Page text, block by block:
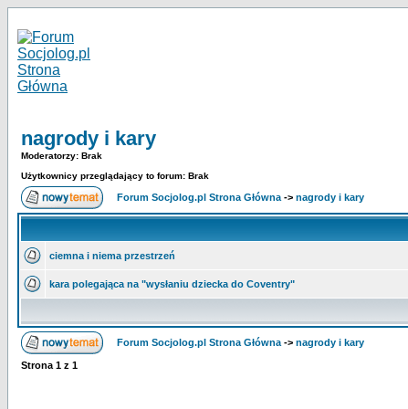
nagrody i kary
Moderatorzy: Brak
Użytkownicy przeglądający to forum: Brak
Forum Socjolog.pl Strona Główna -> nagrody i kary
ciemna i niema przestrzeń
kara polegająca na "wysłaniu dziecka do Coventry"
Forum Socjolog.pl Strona Główna -> nagrody i kary
Strona 1 z 1